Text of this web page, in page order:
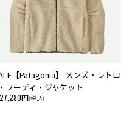
【Patagonia】 メンズ・レトロ
フーディ・ジャケット
27,280円(税込)